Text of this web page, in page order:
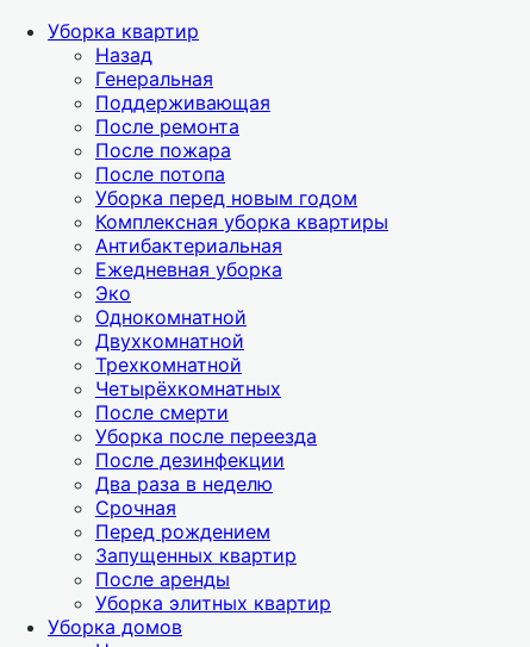
Уборка квартир
Назад
Генеральная
Поддерживающая
После ремонта
После пожара
После потопа
Уборка перед новым годом
Комплексная уборка квартиры
Антибактериальная
Ежедневная уборка
Эко
Однокомнатной
Двухкомнатной
Трехкомнатной
Четырёхкомнатных
После смерти
Уборка после переезда
После дезинфекции
Два раза в неделю
Срочная
Перед рождением
Запущенных квартир
После аренды
Уборка элитных квартир
Уборка домов